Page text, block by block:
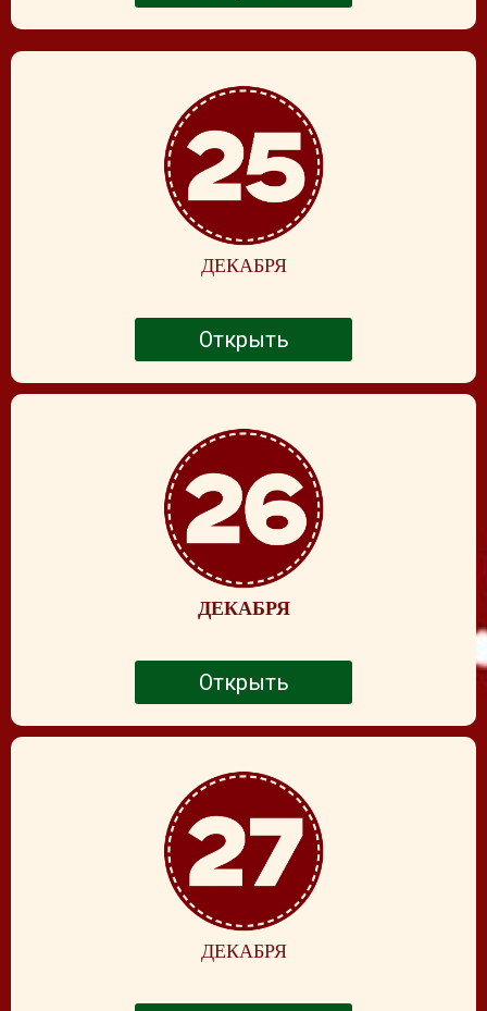
ДЕКАБРЯ
Открыть
ДЕКАБРЯ
Открыть
ДЕКАБРЯ